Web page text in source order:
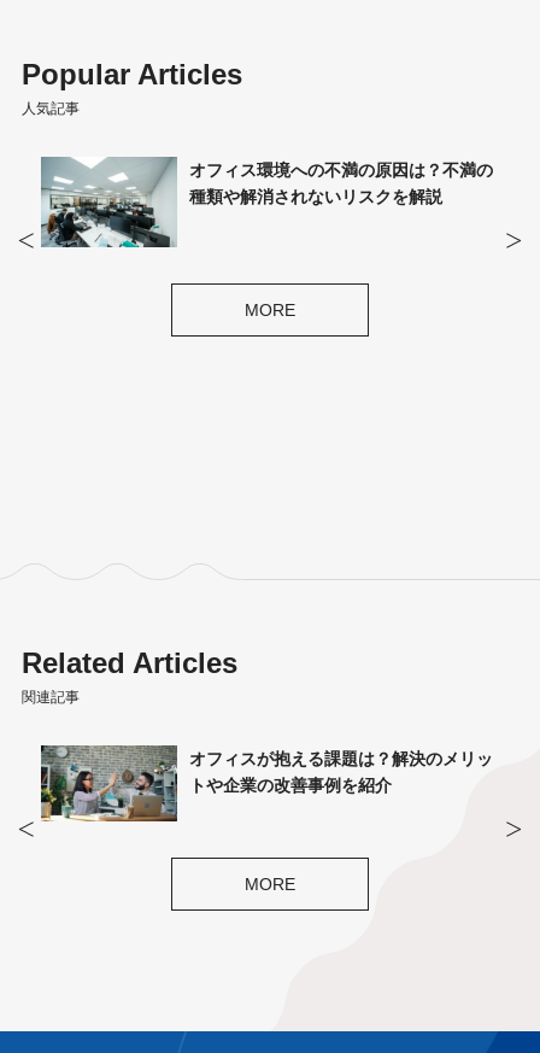
Popular Articles
人気記事
オフィス環境への不満の原因は？不満の
種類や解消されないリスクを解説
MORE
Related Articles
関連記事
オフィスが抱える課題は？解決のメリッ
トや企業の改善事例を紹介
MORE